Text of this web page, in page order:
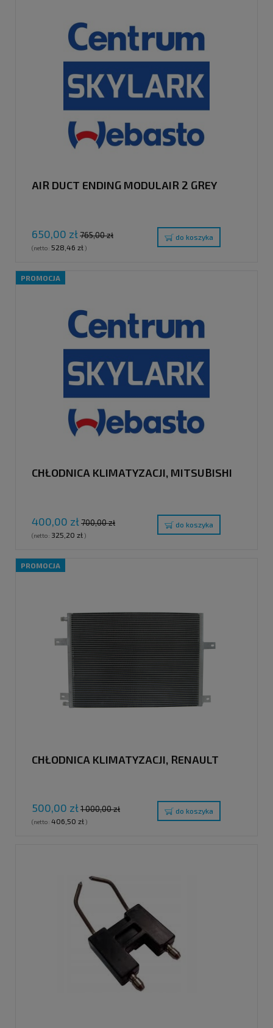
AIR DUCT ENDING MODULAIR 2 GREY
650,00 zł 765,00 zł
(netto: 528,46 zł)
do koszyka
CHŁODNICA KLIMATYZACJI, MITSUBISHI
400,00 zł 700,00 zł
(netto: 325,20 zł)
do koszyka
PROMOCJA
CHŁODNICA KLIMATYZACJI, RENAULT
500,00 zł 1 000,00 zł
(netto: 406,50 zł)
do koszyka
PROMOCJA